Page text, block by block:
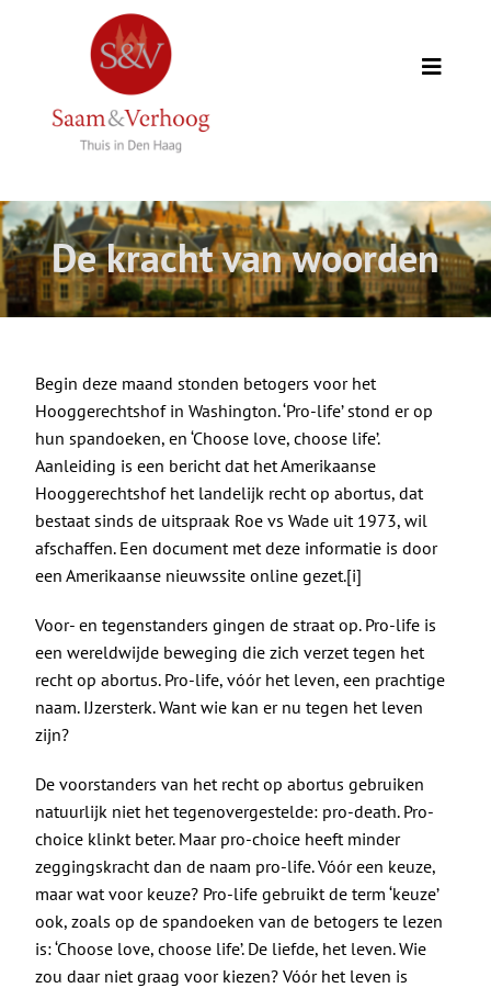
Toggle
Opdrachtgevers
Expertise
Academie
De Politieke Coach
Raadgevers
Actueel
Contact
De kracht van woorden
Begin deze maand stonden betogers voor het
Hooggerechtshof in Washington. ‘Pro-life’ stond er op
hun spandoeken, en ‘Choose love, choose life’.
Aanleiding is een bericht dat het Amerikaanse
Hooggerechtshof het landelijk recht op abortus, dat
bestaat sinds de uitspraak Roe vs Wade uit 1973, wil
afschaffen. Een document met deze informatie is door
een Amerikaanse nieuwssite online gezet.[i]
Voor- en tegenstanders gingen de straat op. Pro-life is
een wereldwijde beweging die zich verzet tegen het
recht op abortus. Pro-life, vóór het leven, een prachtige
naam. IJzersterk. Want wie kan er nu tegen het leven
zijn?
De voorstanders van het recht op abortus gebruiken
natuurlijk niet het tegenovergestelde: pro-death. Pro-
choice klinkt beter. Maar pro-choice heeft minder
zeggingskracht dan de naam pro-life. Vóór een keuze,
maar wat voor keuze? Pro-life gebruikt de term ‘keuze’
ook, zoals op de spandoeken van de betogers te lezen
is: ‘Choose love, choose life’. De liefde, het leven. Wie
zou daar niet graag voor kiezen? Vóór het leven is